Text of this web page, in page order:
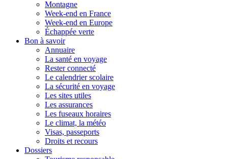
Montagne
Week-end en France
Week-end en Europe
Échappée verte
Bon à savoir
Annuaire
La santé en voyage
Rester connecté
Le calendrier scolaire
La sécurité en voyage
Les sites utiles
Les assurances
Les fuseaux horaires
Le climat, la météo
Visas, passeports
Droits et recours
Dossiers